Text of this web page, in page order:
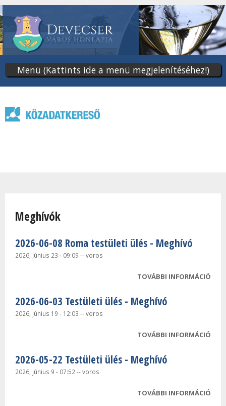
tartalomra
Menü (Kattints ide a menü megjelenítéséhez!)
Meghívók
2026-06-08 Roma testületi ülés - Meghívó
2026, június 23 - 09:09 --voros
TOVÁBBI INFORMÁCIÓ
2026-06-03 Testületi ülés - Meghívó
2026, június 19 - 12:03 --voros
TOVÁBBI INFORMÁCIÓ
2026-05-22 Testületi ülés - Meghívó
2026, június 9 - 07:52 --voros
TOVÁBBI INFORMÁCIÓ